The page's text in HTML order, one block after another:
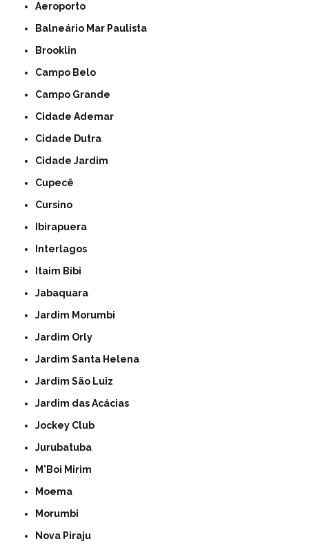
Aeroporto
Balneário Mar Paulista
Brooklin
Campo Belo
Campo Grande
Cidade Ademar
Cidade Dutra
Cidade Jardim
Cupecê
Cursino
Ibirapuera
Interlagos
Itaim Bibi
Jabaquara
Jardim Morumbi
Jardim Orly
Jardim Santa Helena
Jardim São Luiz
Jardim das Acácias
Jockey Club
Jurubatuba
M'Boi Mirim
Moema
Morumbi
Nova Piraju